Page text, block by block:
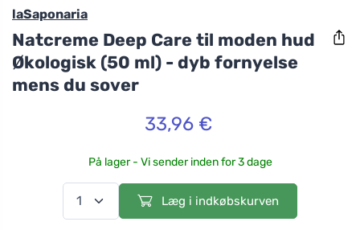
laSaponaria
Natcreme Deep Care til moden hud
Økologisk (50 ml) - dyb fornyelse
mens du sover
33,96 €
På lager - Vi sender inden for 3 dage
Læg i indkøbskurven